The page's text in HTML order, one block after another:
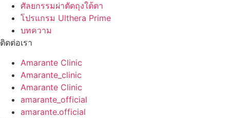
ศัลยกรรมผ่าตัดถุงใต้ตา
โปรแกรม Ulthera Prime
บทความ
ติดต่อเรา
Amarante Clinic
Amarante_clinic
Amarante Clinic
amarante_official
amarante.official